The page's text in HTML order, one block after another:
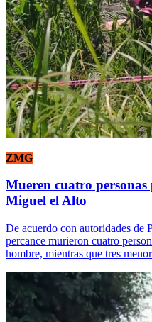
ZMG
Mueren cuatro
Miguel el Alto
De acuerdo con autoridades de
percance murieron cuatro
hombre, mientras que tres